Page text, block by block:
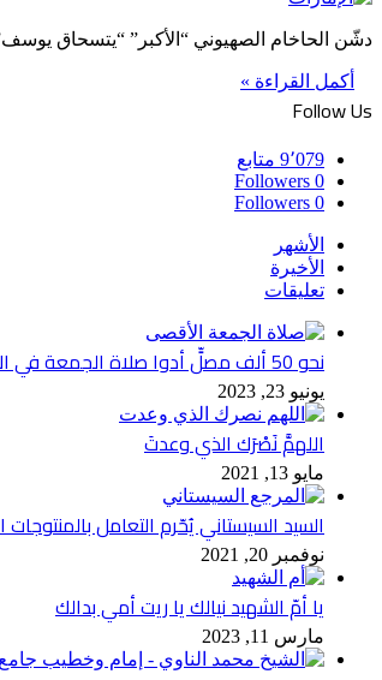
دشّن الحاخام الصهيوني “الأكبر” “يتسحاق
أكمل القراءة »
Follow Us
9٬079 متابع
0
Followers
0
Followers
الأشهر
الأخيرة
تعليقات
نحو 50 ألف مصلٍّ أدوا صلاة الجمعة في الأقصى
يونيو 23, 2023
اللهمَّ نَصْرَك الذي وعدتَ
مايو 13, 2021
السيد السيستاني يُحّرم التعامل بالمنتوجات
نوفمبر 20, 2021
يا أمّ الشهيد نيالك يا ريت أمي بدالك
مارس 11, 2023